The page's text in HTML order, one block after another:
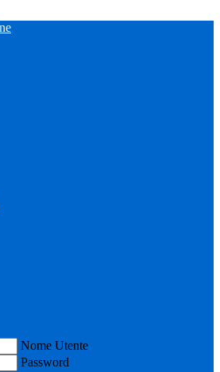
Nome Utente
Password